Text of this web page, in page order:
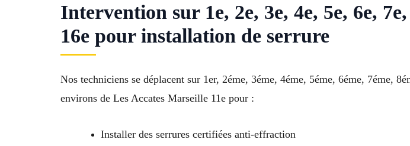
Intervention sur 1e, 2e, 3e, 4e, 5e, 6e,
16e pour installation de serrure
Nos techniciens se déplacent sur 1er, 2éme, 3éme, 4éme, 5éme, 6éme, 7éme,
environs de Les Accates Marseille 11e pour :
Installer des serrures certifiées anti-effraction